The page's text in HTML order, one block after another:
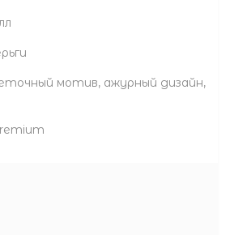
мотив, ажурный дизайн,